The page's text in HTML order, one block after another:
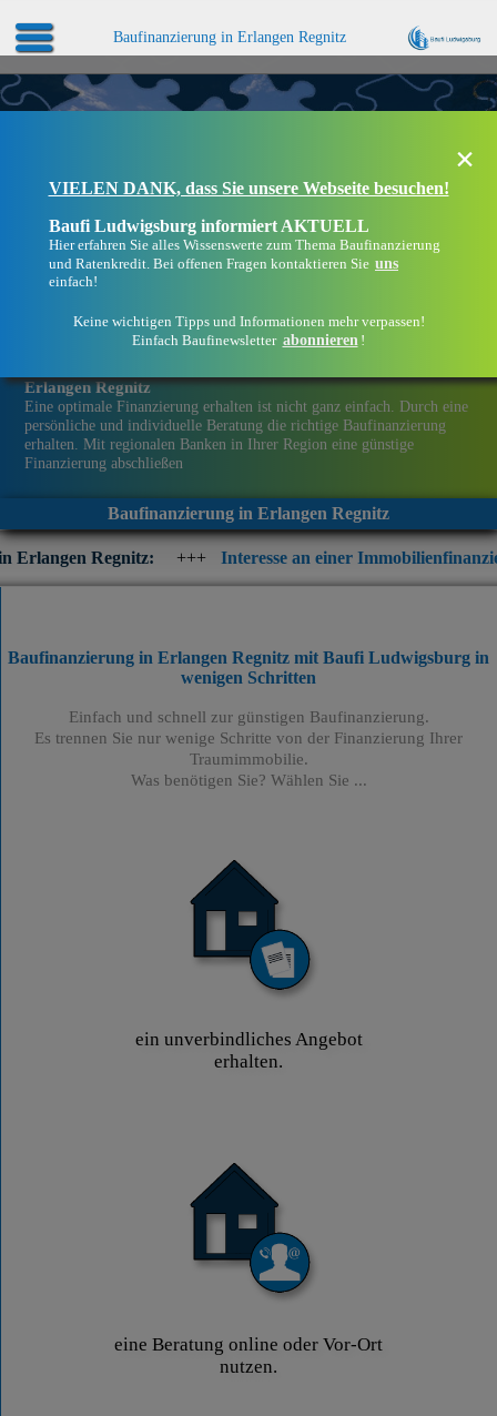
Baufinanzierung in Erlangen Regnitz
Erlangen Regnitz
Eine optimale Finanzierung erhalten ist nicht ganz einfach. Durch eine
persönliche und individuelle Beratung die richtige Baufinanzierung
erhalten. Mit regionalen Banken in Ihrer Region eine günstige
Finanzierung abschließen
Baufinanzierung in Erlangen Regnitz
+++ Interesse an einer Immobilienfinanzierung?
×
VIELEN DANK, dass Sie unsere Webseite besuchen!
Baufi Ludwigsburg informiert AKTUELL
Hier erfahren Sie alles Wissenswerte zum Thema Baufinanzierung
und Ratenkredit. Bei offenen Fragen kontaktieren Sie uns
einfach!
Keine wichtigen Tipps und Informationen mehr verpassen!
Einfach Baufinewsletter abonnieren !
Baufinanzierung in Erlangen Regnitz mit Baufi Ludwigsburg in
wenigen Schritten
Einfach und schnell zur günstigen Baufinanzierung.
Es trennen Sie nur wenige Schritte von der Finanzierung Ihrer
Traumimmobilie.
Was benötigen Sie? Wählen Sie ...
ein unverbindliches Angebot
erhalten.
eine Beratung online oder Vor-Ort
nutzen.